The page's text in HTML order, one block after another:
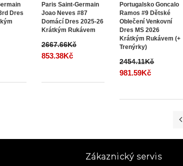
Dres
Paris Saint-Germain
Joao Neves #87
Domácí Dres 2025-26
Krátkým Rukávem
2667.66Kč
853.38Kč
Portugalsko Goncalo
Ramos #9 Dětské
Oblečení Venkovní
Dres MS 2026
Krátkým Rukávem (+
Trenýrky)
2454.11Kč
981.59Kč
Zákaznický servis